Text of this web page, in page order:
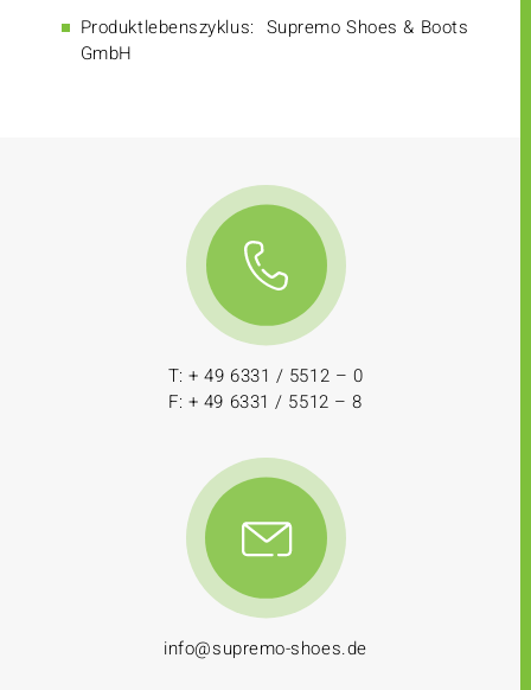
Produktlebenszyklus: Supremo Shoes & Boots
GmbH
T: + 49 6331 / 5512 – 0
F: + 49 6331 / 5512 – 8
info@supremo-shoes.de